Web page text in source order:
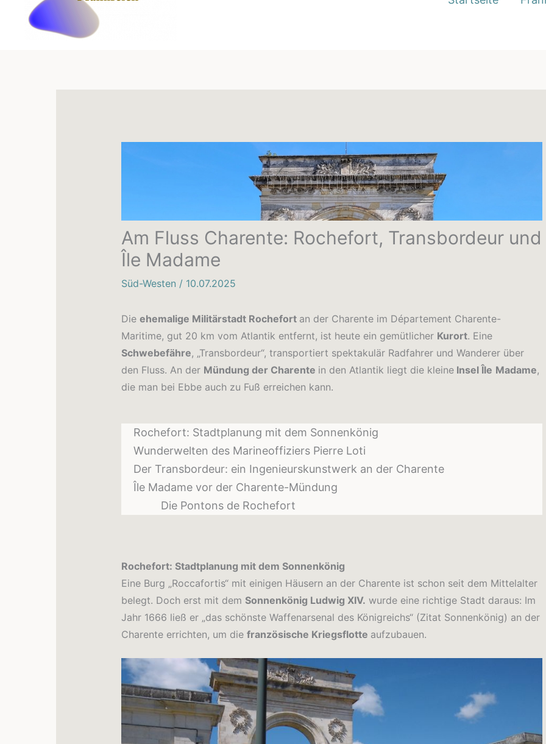
Am Fluss Charente: Rochefort, Transbordeur und
Île Madame
Süd-Westen / 10.07.2025
Die ehemalige Militärstadt Rochefort an der Charente im Département Charente-
Maritime, gut 20 km vom Atlantik entfernt, ist heute ein gemütlicher Kurort. Eine
Schwebefähre, „Transbordeur“, transportiert spektakulär Radfahrer und Wanderer über
den Fluss. An der Mündung der Charente in den Atlantik liegt die kleineInsel Île Madame,
die man bei Ebbe auch zu Fuß erreichen kann.
Rochefort: Stadtplanung mit dem Sonnenkönig
Wunderwelten des Marineoffiziers Pierre Loti
Der Transbordeur: ein Ingenieurskunstwerk an der Charente
Île Madame vor der Charente-Mündung
Die Pontons de Rochefort
Rochefort: Stadtplanung mit dem Sonnenkönig
Eine Burg „Roccafortis“ mit einigen Häusern an der Charente ist schon seit dem Mittelalter
belegt. Doch erst mit dem Sonnenkönig Ludwig XIV. wurde eine richtige Stadt daraus: Im
Jahr 1666 ließ er „das schönste Waffenarsenal des Königreichs“ (Zitat Sonnenkönig) an der
Charente errichten, um die französische Kriegsflotte aufzubauen.